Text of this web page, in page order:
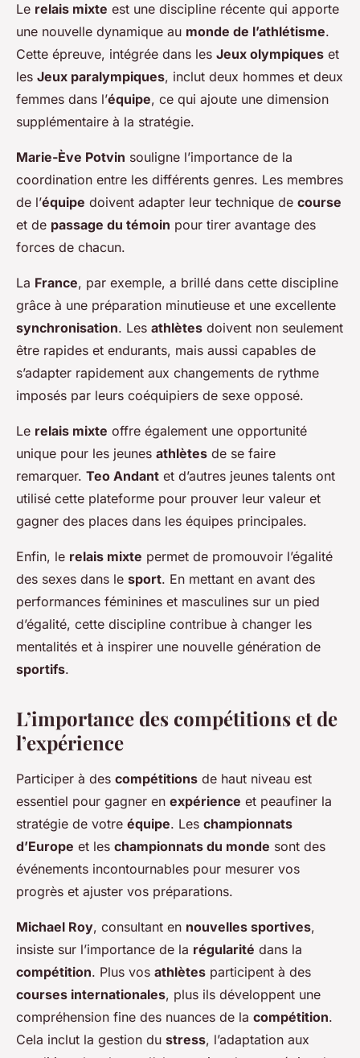
Le relais mixte est une discipline récente qui apporte
une nouvelle dynamique au monde de l’athlétisme.
Cette épreuve, intégrée dans les Jeux olympiques et
les Jeux paralympiques, inclut deux hommes et deux
femmes dans l’équipe, ce qui ajoute une dimension
supplémentaire à la stratégie.
Marie-Ève Potvin souligne l’importance de la
coordination entre les différents genres. Les membres
de l’équipe doivent adapter leur technique de course
et de passage du témoin pour tirer avantage des
forces de chacun.
La France, par exemple, a brillé dans cette discipline
grâce à une préparation minutieuse et une excellente
synchronisation. Les athlètes doivent non seulement
être rapides et endurants, mais aussi capables de
s’adapter rapidement aux changements de rythme
imposés par leurs coéquipiers de sexe opposé.
Le relais mixte offre également une opportunité
unique pour les jeunes athlètes de se faire
remarquer. Teo Andant et d’autres jeunes talents ont
utilisé cette plateforme pour prouver leur valeur et
gagner des places dans les équipes principales.
Enfin, le relais mixte permet de promouvoir l’égalité
des sexes dans le sport. En mettant en avant des
performances féminines et masculines sur un pied
d’égalité, cette discipline contribue à changer les
mentalités et à inspirer une nouvelle génération de
sportifs.
L’importance des compétitions et de
l’expérience
Participer à des compétitions de haut niveau est
essentiel pour gagner en expérience et peaufiner la
stratégie de votre équipe. Les championnats
d’Europe et les championnats du monde sont des
événements incontournables pour mesurer vos
progrès et ajuster vos préparations.
Michael Roy, consultant en nouvelles sportives,
insiste sur l’importance de la régularité dans la
compétition. Plus vos athlètes participent à des
courses internationales, plus ils développent une
compréhension fine des nuances de la compétition.
Cela inclut la gestion du stress, l’adaptation aux